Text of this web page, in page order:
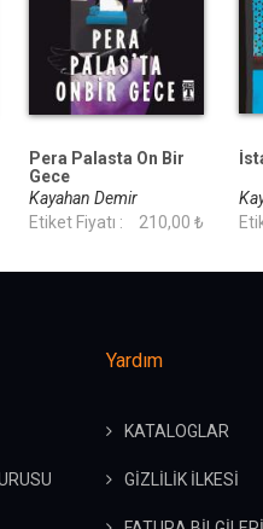
Pera Palasta On Bir
Gece
Kayahan Demir
Etiket Fiyatı :
210,00 ₺
Yardım
KATALOGLAR
GİZLİLİK İLKESİ